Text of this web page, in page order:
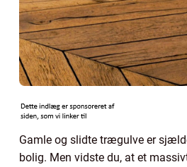
Gamle og slidte trægulve er
bolig. Men vidste du, at et